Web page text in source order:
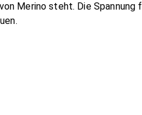
Merino steht. Die Spannung